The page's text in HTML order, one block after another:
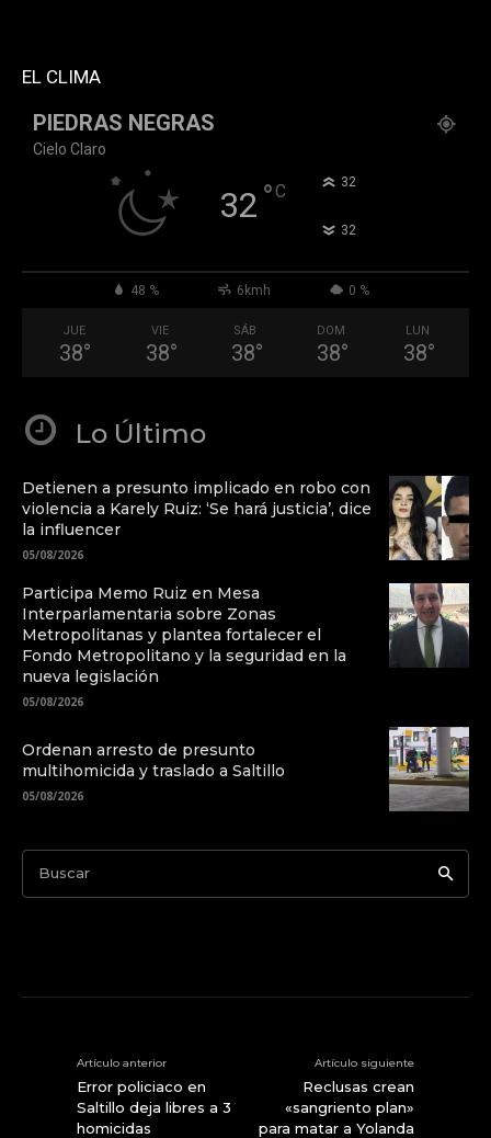
EL CLIMA
PIEDRAS NEGRAS
Cielo Claro
32 °C 32°
32°
48 % 6kmh 0 %
JUE
38°
VIE
38°
SÁB
38°
DOM
38°
LUN
38°
Lo Último
Detienen a presunto implicado en robo con
violencia a Karely Ruiz: ‘Se hará justicia’, dice
la influencer
05/08/2026
Participa Memo Ruiz en Mesa
Interparlamentaria sobre Zonas
Metropolitanas y plantea fortalecer el
Fondo Metropolitano y la seguridad en la
nueva legislación
05/08/2026
Ordenan arresto de presunto
multihomicida y traslado a Saltillo
05/08/2026
Buscar
Artículo anterior
Error policiaco en
Saltillo deja libres a 3
homicidas
Artículo siguiente
Reclusas crean
«sangriento plan»
para matar a Yolanda